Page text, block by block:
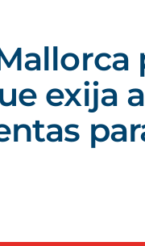
exija